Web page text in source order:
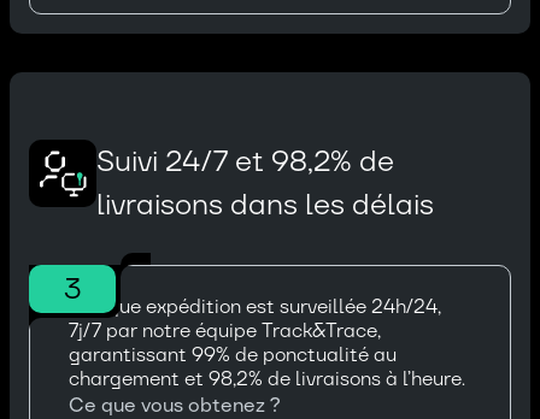
Suivi 24/7 et 98,2% de
livraisons dans les délais
3
Chaque expédition est surveillée 24h/24,
7j/7 par notre équipe Track&Trace,
garantissant 99% de ponctualité au
chargement et 98,2% de livraisons à l’heure.
Ce que vous obtenez ?